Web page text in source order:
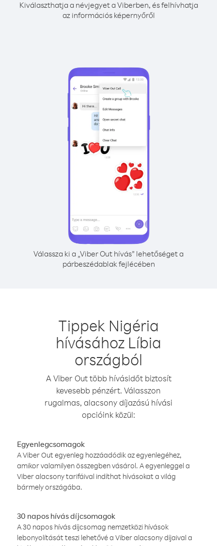
Kiválaszthatja a névjegyet a Viberben, és felhívhatja
az információs képernyőről
Válassza ki a „Viber Out hívás” lehetőséget a
párbeszédablak fejlécében
Tippek Nigéria
hívásához Líbia
országból
A Viber Out több hívásidőt biztosít
kevesebb pénzért. Válasszon
rugalmas, alacsony díjazású hívási
opcióink közül:
Egyenlegcsomagok
A Viber Out egyenleg hozzáadódik az egyenlegéhez,
amikor valamilyen összegben vásárol. A egyenleggel a
Viber alacsony tarifáival indíthat hívásokat a világ
bármely országába.
30 napos hívás díjcsomagok
A 30 napos hívás díjcsomag nemzetközi hívások
lebonyolítását teszi lehetővé a Viber alacsony díjaival a